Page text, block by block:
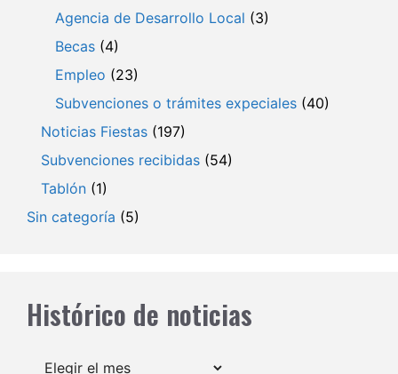
Agencia de Desarrollo Local (3)
Becas (4)
Empleo (23)
Subvenciones o trámites expeciales (40)
Noticias Fiestas (197)
Subvenciones recibidas (54)
Tablón (1)
Sin categoría (5)
Histórico de noticias
Archivos